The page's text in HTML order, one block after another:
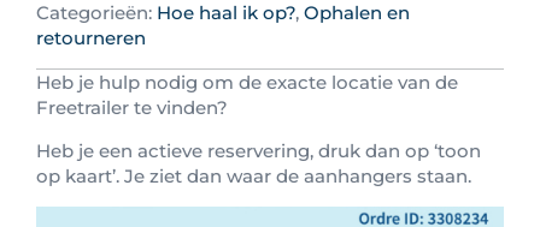
Categorieën: Hoe haal ik op?, Ophalen en
retourneren
Heb je hulp nodig om de exacte locatie van de
Freetrailer te vinden?
Heb je een actieve reservering, druk dan op ‘toon
op kaart’. Je ziet dan waar de aanhangers staan.